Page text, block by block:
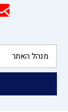
מנהל האתר